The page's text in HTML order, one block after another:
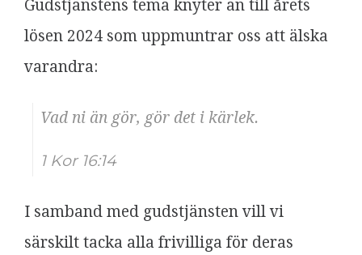
Gudstjänstens tema knyter an till årets
lösen 2024 som uppmuntrar oss att älska
varandra:
Vad ni än gör, gör det i kärlek.
1 Kor 16:14
I samband med gudstjänsten vill vi
särskilt tacka alla frivilliga för deras